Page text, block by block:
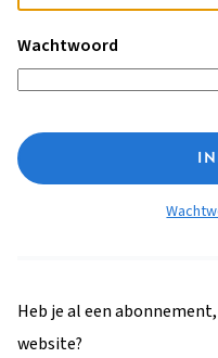
Wachtwoord
Heb je al een
website?